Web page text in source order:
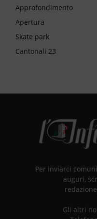
Approfondimento
Apertura
Skate park
Cantonali 23
Per inviarci
auguri,
Gli altri